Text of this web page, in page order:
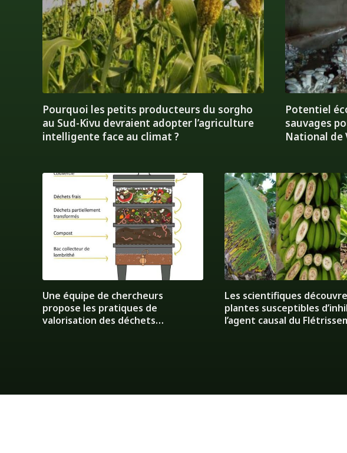
Pourquoi les petits producteurs du sorgho
au Sud-Kivu devraient adopter l’agriculture
intelligente face au climat ?
Potentiel
sauvages
National de
Une équipe de chercheurs
propose les pratiques de
valorisation des déchets
Les scientifiques
plantes susceptibles
l’agent causal du